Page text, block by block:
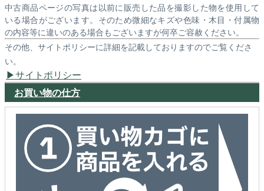
中古商品ページの写真は以前に販売した品を撮影した物を使用して
いる場合がございます。そのため微細なキズや色味・木目・付属物
の内容等に違いのある場合もございますが何卒ご容赦ください。
その他、サイトポリシーに詳細を記載しておりますのでご覧くださ
い。
サイトポリシー
お買い物の仕方